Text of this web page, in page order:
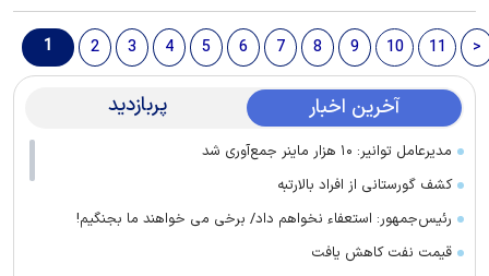
1 2 3 4 5 6 7 8 9 10 11 >
آخرین اخبار پربازدید
مدیرعامل توانیر: ۱۰ هزار ماینر جمع‌آوری شد
کشف گورستانی از افراد بالارتبه
رئیس‌جمهور: استعفاء نخواهم داد/ برخی می خواهند ما بجنگیم!
قیمت نفت کاهش یافت